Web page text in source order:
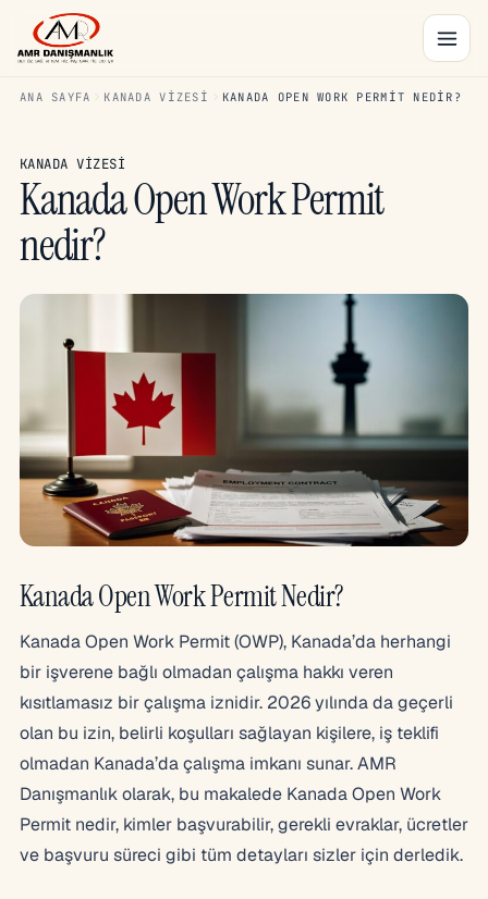
ANA SAYFA KANADA VIZESI KANADA OPEN WORK PERMIT NEDIR?
KANADA VIZESI
Kanada Open Work Permit
nedir?
Kanada Open Work Permit Nedir?
Kanada Open Work Permit (OWP), Kanada’da herhangi
bir işverene bağlı olmadan çalışma hakkı veren
kısıtlamasız bir çalışma iznidir. 2026 yılında da geçerli
olan bu izin, belirli koşulları sağlayan kişilere, iş teklifi
olmadan Kanada’da çalışma imkanı sunar. AMR
Danışmanlık olarak, bu makalede Kanada Open Work
Permit nedir, kimler başvurabilir, gerekli evraklar, ücretler
ve başvuru süreci gibi tüm detayları sizler için derledik.